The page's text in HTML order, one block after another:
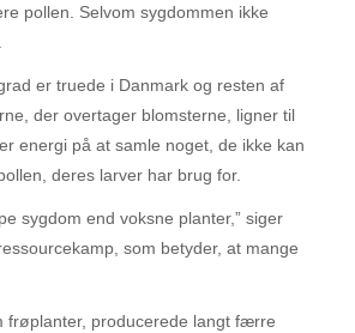
pollen. Selvom sygdommen ikke
er truede i Danmark og resten af
der overtager blomsterne, ligner til
energi på at samle noget, de ikke kan
deres larver har brug for.
sygdom end voksne planter,” siger
som betyder, at mange
frøplanter, producerede langt færre